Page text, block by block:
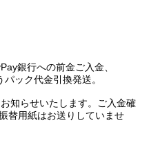
銀行への前金ご入金、
ック代金引換発送。
知らせいたします。ご入金確
替用紙はお送りしていませ